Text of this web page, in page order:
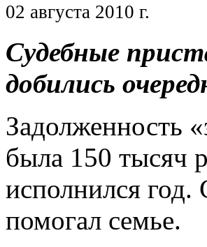
02 августа 2010 г.
Судебные
добились
Задолженность
была 150 тысяч
исполнился год.
помогал семье.